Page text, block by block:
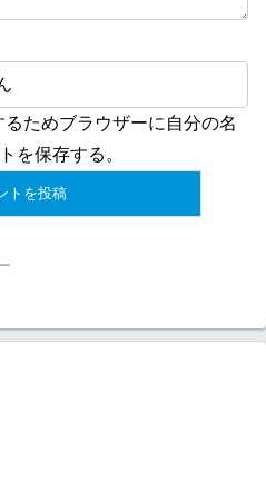
ためブラウザーに自分の名
を保存する。